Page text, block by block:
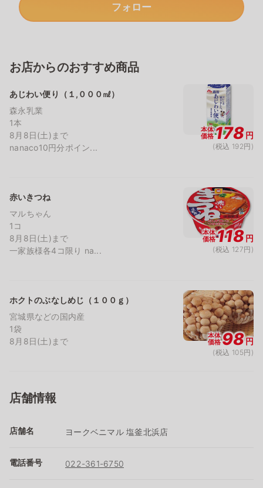
フォロー
お店からのおすすめ商品
あじわい便り（１,０００㎖）
森永乳業
1本
8月8日(土)まで
nanaco10円分ポイン...
本体
価格178円
(税込 192円)
赤いきつね
マルちゃん
1コ
8月8日(土)まで
一家族様各4コ限り na...
本体
価格118円
(税込 127円)
ホクトのぶなしめじ（１００ｇ）
宮城県などの国内産
1袋
8月8日(土)まで
本体
価格98円
(税込 105円)
店舗情報
店舗名 ヨークベニマル 塩釜北浜店
電話番号 022-361-6750